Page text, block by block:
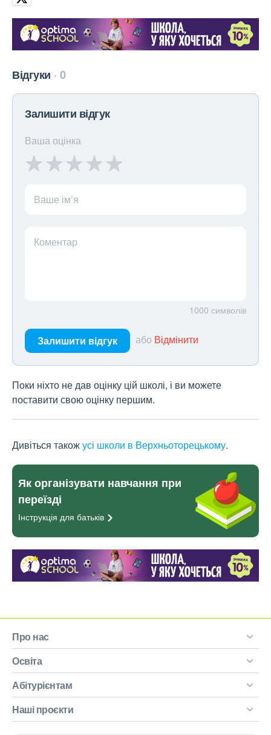
Відгуки 0
Залишити відгук
Ваша оцінка
Ваше ім’я
Коментар
1000 символів
Залишити відгук або Відмінити
Поки ніхто не дав оцінку цій школі, і ви можете
поставити свою оцінку першим.
Дивіться такожусі школи в Верхньоторецькому.
Як організувати навчання при
переїзді
Інструкція для батьків
Про нас
Освіта
Абітурієнтам
Наші проєкти